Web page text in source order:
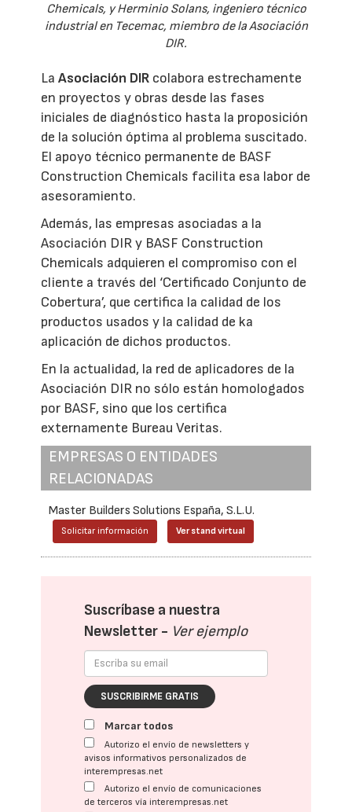
Chemicals, y Herminio Solans, ingeniero técnico
industrial en Tecemac, miembro de la Asociación
DIR.
LaAsociación DIR colabora estrechamente
en proyectos y obras desde las fases
iniciales de diagnóstico hasta la proposición
de la solución óptima al problema suscitado.
El apoyo técnico permanente de BASF
Construction Chemicals facilita esa labor de
asesoramiento.
Además, las empresas asociadas a la
Asociación DIR y BASF Construction
Chemicals adquieren el compromiso con el
cliente a través del ‘Certificado Conjunto de
Cobertura’, que certifica la calidad de los
productos usados y la calidad de ka
aplicación de dichos productos.
En la actualidad, la red de aplicadores de la
Asociación DIR no sólo están homologados
por BASF, sino que los certifica
externamente Bureau Veritas.
EMPRESAS O ENTIDADES
RELACIONADAS
Master Builders Solutions España, S.L.U.
Solicitar información Ver stand virtual
Suscríbase a nuestra
Newsletter - Ver ejemplo
SUSCRIBIRME GRATIS
Marcar todos
Autorizo el envío de newsletters y
avisos informativos personalizados de
interempresas.net
Autorizo el envío de comunicaciones
de terceros vía interempresas.net